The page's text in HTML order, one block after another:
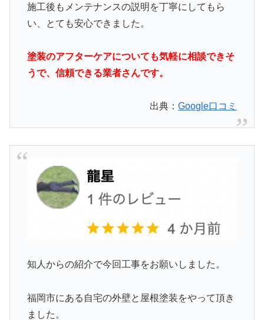
施工後もメンテナンスの説明を丁寧にしてもら
い、とても安心できました。
塗装のアフターケアについても気軽に相談できそ
うで、信頼できる業者さんです。
出典：Google口コミ
知人からの紹介で今回工事をお願いしました。
福岡市にある自宅の外壁と屋根塗装をやって頂き
ました。